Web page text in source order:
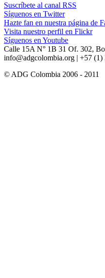
Suscríbete al canal RSS
Síguenos en Twitter
Hazte fan en nuestra página de
Visita nuestro perfil en Flickr
Síguenos en Youtube
Calle 15A N° 1B 31 Of. 302,
info@adgcolombia.org | +57 (1)
© ADG Colombia 2006 - 2011